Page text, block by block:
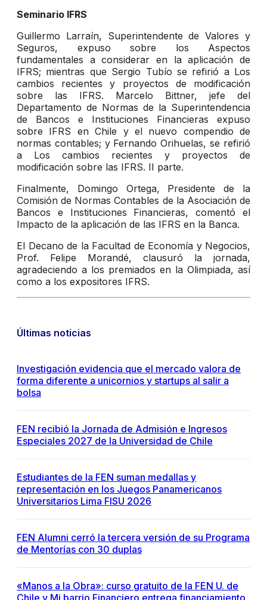
Seminario IFRS
Guillermo Larraín, Superintendente de Valores y
Seguros, expuso sobre los Aspectos
fundamentales a considerar en la aplicación de
IFRS; mientras que Sergio Tubío se refirió a Los
cambios recientes y proyectos de modificación
sobre las IFRS. Marcelo Bittner, jefe del
Departamento de Normas de la Superintendencia
de Bancos e Instituciones Financieras expuso
sobre IFRS en Chile y el nuevo compendio de
normas contables; y Fernando Orihuelas, se refirió
a Los cambios recientes y proyectos de
modificación sobre las IFRS. II parte.
Finalmente, Domingo Ortega, Presidente de la
Comisión de Normas Contables de la Asociación de
Bancos e Instituciones Financieras, comentó el
Impacto de la aplicación de las IFRS en la Banca.
El Decano de la Facultad de Economía y Negocios,
Prof. Felipe Morandé, clausuró la jornada,
agradeciendo a los premiados en la Olimpiada, así
como a los expositores IFRS.
Últimas noticias
Investigación evidencia que el mercado valora de
forma diferente a unicornios y startups al salir a
bolsa
FEN recibió la Jornada de Admisión e Ingresos
Especiales 2027 de la Universidad de Chile
Estudiantes de la FEN suman medallas y
representación en los Juegos Panamericanos
Universitarios Lima FISU 2026
FEN Alumni cerró la tercera versión de su Programa
de Mentorías con 30 duplas
«Manos a la Obra»: curso gratuito de la FEN U. de